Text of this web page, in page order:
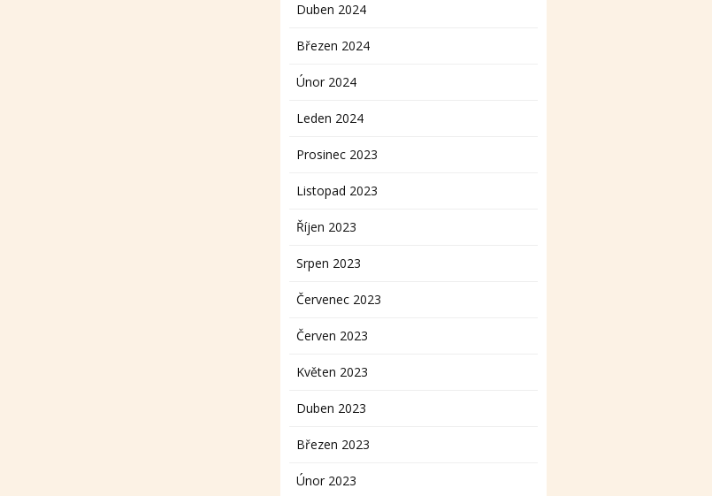
Duben 2024
Březen 2024
Únor 2024
Leden 2024
Prosinec 2023
Listopad 2023
Říjen 2023
Srpen 2023
Červenec 2023
Červen 2023
Květen 2023
Duben 2023
Březen 2023
Únor 2023